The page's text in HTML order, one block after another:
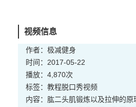
视频信息
作者：极减健身
时间：2017-05-22
播放：4,870次
标签： 教程脱口秀视频
内容：肱二头肌锻炼以及拉伸的原